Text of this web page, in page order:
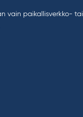
vain paikallisverkko- tai